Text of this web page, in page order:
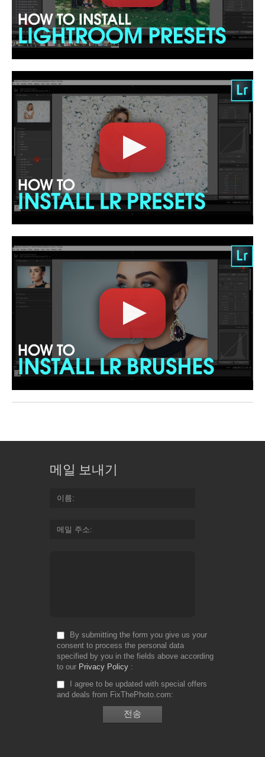
메일 보내기
이름
메일 주소
By submitting the form you give us your
consent to process the personal data
specified by you in the fields above according
to our Privacy Policy
I agree to be updated with special offers
and deals from FixThePhoto.com